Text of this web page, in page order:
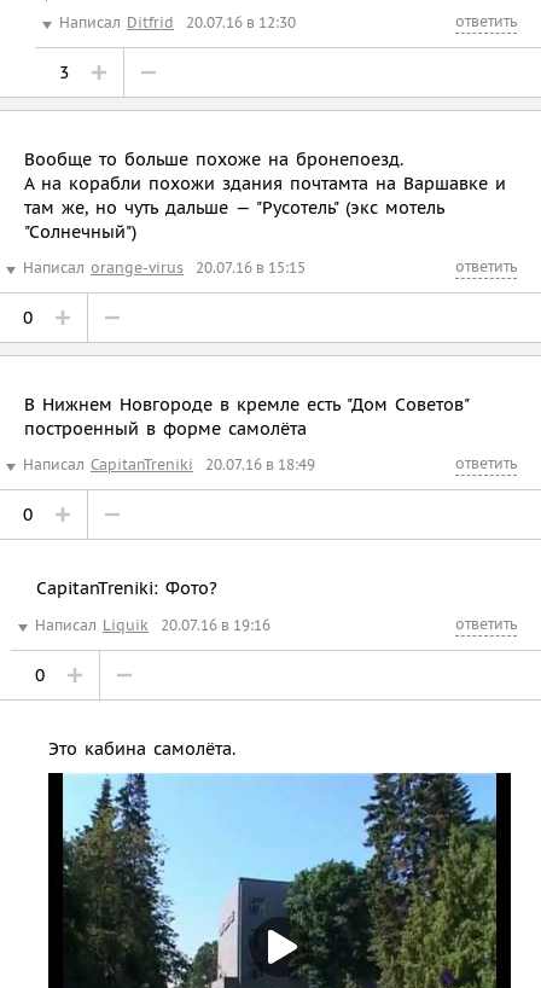
Написал Ditfrid 20.07.16 в 12:30 ответить
3
Вообще то больше похоже на бронепоезд.
А на корабли похожи здания почтамта на Варшавке и
там же, но чуть дальше — "Русотель" (экс мотель
"Солнечный")
Написал orange-virus 20.07.16 в 15:15 ответить
0
В Нижнем Новгороде в кремле есть "Дом Советов"
построенный в форме самолёта
Написал CapitanTreniki 20.07.16 в 18:49 ответить
0
CapitanTreniki: Фото?
Написал Liquik 20.07.16 в 19:16 ответить
0
Это кабина самолёта.